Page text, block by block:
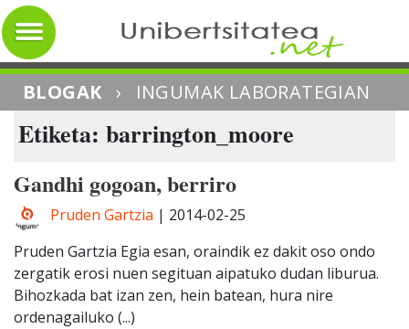
BLOGAK › INGUMAK LABORATEGIAN
Etiketa: barrington_moore
Gandhi gogoan, berriro
Pruden Gartzia | 2014-02-25
Pruden Gartzia Egia esan, oraindik ez dakit oso ondo
zergatik erosi nuen segituan aipatuko dudan liburua.
Bihozkada bat izan zen, hein batean, hura nire
ordenagailuko (...)